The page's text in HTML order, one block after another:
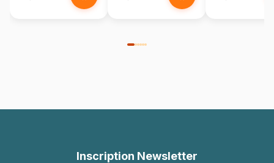
Inscription Newsletter